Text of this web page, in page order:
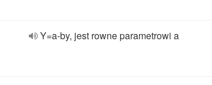
Y=a-by, jest rowne parametrowi a